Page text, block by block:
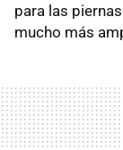
para las
mucho más